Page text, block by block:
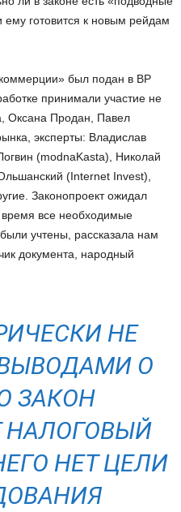
ему готовится к новым рейдам
был подан в ВР
принимали участие не
Оксана Продан, Павел
эксперты: Владислав
(modnaKasta), Николай
(Internet Invest),
Законопроект ожидал
время все необходимые
учтены, рассказала нам
документа, народный
НЕ
О
ЗАКОН
НАЛОГОВЫЙ
НЕТ ЦЕЛИ